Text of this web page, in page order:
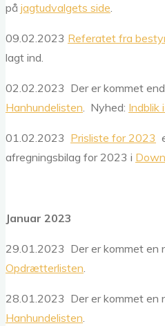
på jagtudvalgets side.
09.02.2023 Referatet fra
lagt ind.
02.02.2023 Der er kommet
Hanhundelisten. Nyhed: Indblik
01.02.2023 Prisliste for 2023
afregningsbilag for 2023 i
Januar 2023
29.01.2023 Der er kommet en
Opdrætterlisten.
28.01.2023 Der er kommet en
Hanhundelisten.